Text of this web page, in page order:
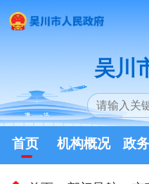
吴川
首页 机构概况 政